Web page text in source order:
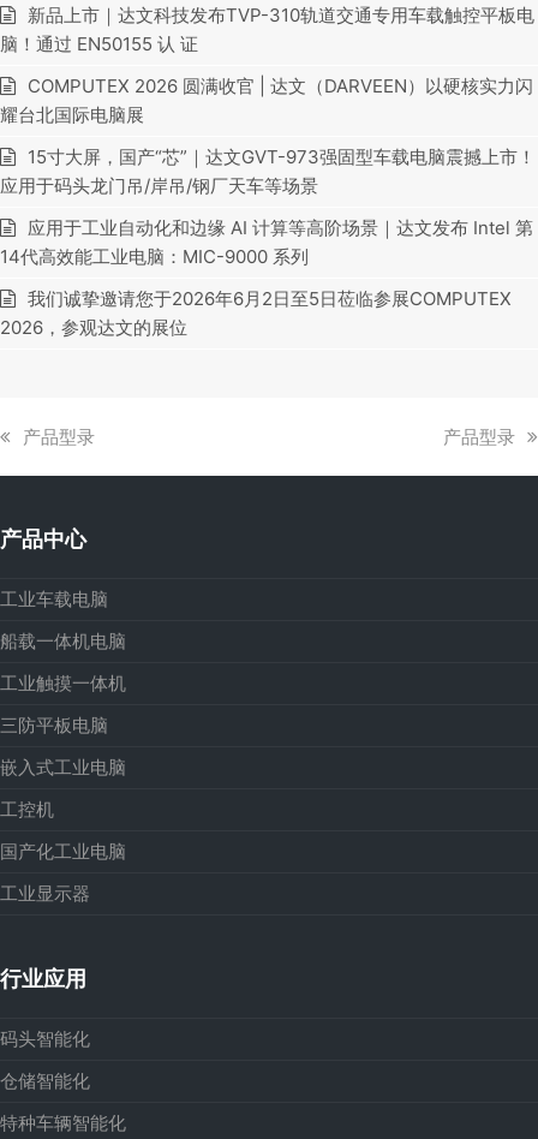
新品上市｜达文科技发布TVP-310轨道交通专用车载触控平板电
脑！通过 EN50155 认 证
COMPUTEX 2026 圆满收官 | 达文（DARVEEN）以硬核实力闪
耀台北国际电脑展
15寸大屏，国产“芯”｜达文GVT-973强固型车载电脑震撼上市！
应用于码头龙门吊/岸吊/钢厂天车等场景
应用于工业自动化和边缘 AI 计算等高阶场景｜达文发布 Intel 第
14代高效能工业电脑：MIC-9000 系列
我们诚挚邀请您于2026年6月2日至5日莅临参展COMPUTEX
2026，参观达文的展位
上
章:
产品型录
下
产品型录
产品中心
工业车载电脑
船载一体机电脑
工业触摸一体机
三防平板电脑
嵌入式工业电脑
工控机
国产化工业电脑
工业显示器
行业应用
码头智能化
仓储智能化
特种车辆智能化